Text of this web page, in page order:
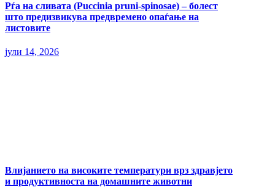
Рѓа на сливата (Puccinia pruni-spinosae) – болест
што предизвикува предвремено опаѓање на
листовите
јули 14, 2026
Влијанието на високите температури врз здравјето
и продуктивноста на домашните животни